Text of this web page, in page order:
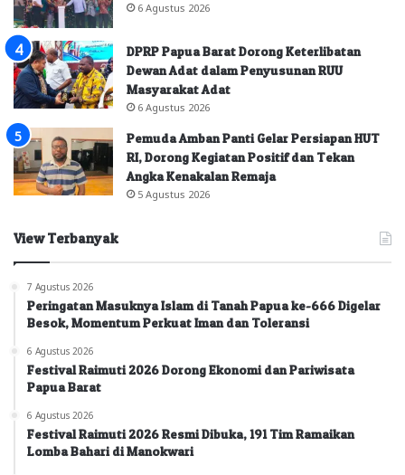
6 Agustus 2026
DPRP Papua Barat Dorong Keterlibatan
Dewan Adat dalam Penyusunan RUU
Masyarakat Adat
6 Agustus 2026
Pemuda Amban Panti Gelar Persiapan HUT
RI, Dorong Kegiatan Positif dan Tekan
Angka Kenakalan Remaja
5 Agustus 2026
View Terbanyak
7 Agustus 2026
Peringatan Masuknya Islam di Tanah Papua ke-666 Digelar
Besok, Momentum Perkuat Iman dan Toleransi
6 Agustus 2026
Festival Raimuti 2026 Dorong Ekonomi dan Pariwisata
Papua Barat
6 Agustus 2026
Festival Raimuti 2026 Resmi Dibuka, 191 Tim Ramaikan
Lomba Bahari di Manokwari